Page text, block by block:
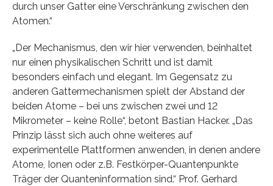
durch unser Gatter eine Verschränkung zwischen den
Atomen.“
„Der Mechanismus, den wir hier verwenden, beinhaltet
nur einen physikalischen Schritt und ist damit
besonders einfach und elegant. Im Gegensatz zu
anderen Gattermechanismen spielt der Abstand der
beiden Atome – bei uns zwischen zwei und 12
Mikrometer – keine Rolle“, betont Bastian Hacker. „Das
Prinzip lässt sich auch ohne weiteres auf
experimentelle Plattformen anwenden, in denen andere
Atome, Ionen oder z.B. Festkörper-Quantenpunkte
Träger der Quanteninformation sind.“ Prof. Gerhard